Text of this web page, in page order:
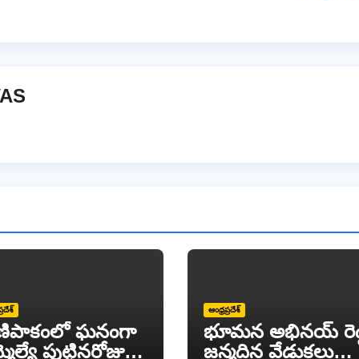
ఘనంగా
పుట్టినరోజు
ఆంధ్రప్రదేశ్
భూమన అభినయ్
జన్మదిన వేడుకలు